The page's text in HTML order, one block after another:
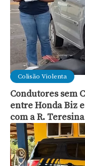
Colisão Violenta
Condutores sem
entre Honda Biz
com a R. Teresina